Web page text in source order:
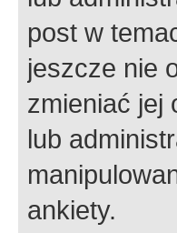
post w
jeszcze nie
zmieniać jej
lub
ankiety.